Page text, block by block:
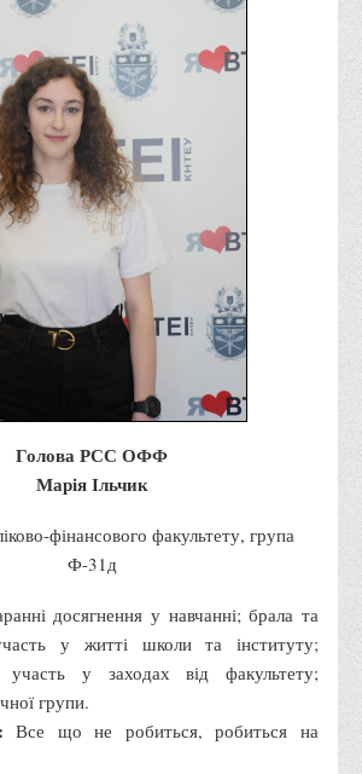
сприяння
оплати
студентів
гуртожитки
про переведення здобувачів вищої освіти на
державного замовлення
про оцінювання результатів навчання
"Про правила призначення академічних
за договорами
про порядок розрахунків за договорами про
громадян України
освітніх платних послуг
Голова РСС ОФФ
Марія Ільчик
фінансового факультету, група
Ф-31д
досягнення у навчанні; брала та
у житті школи та інституту;
участь у заходах від факультету;
групи.
Все що не робиться, робиться на